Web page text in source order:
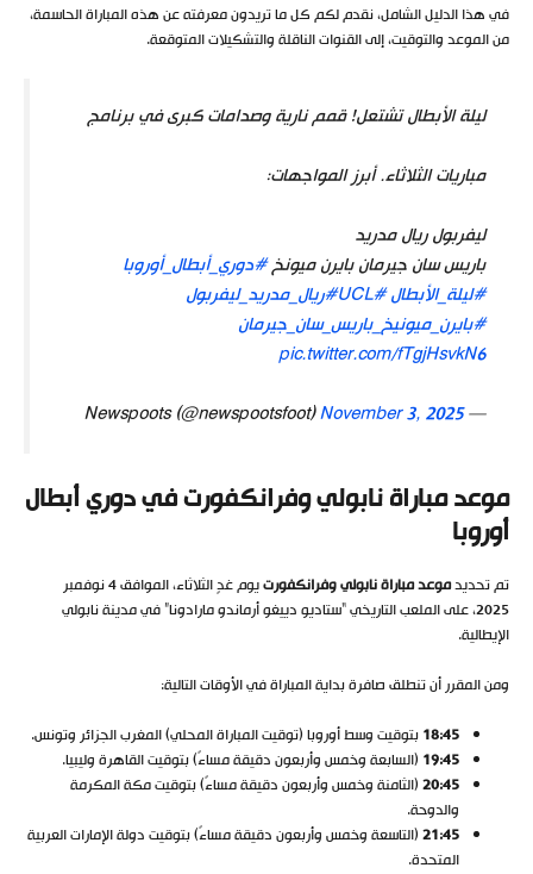
في هذا الدليل الشامل، نقدم لكم كل ما تريدون معرفته عن هذه المباراة الحاسمة،
من الموعد والتوقيت، إلى القنوات الناقلة والتشكيلات المتوقعة.
ليلة الأبطال تشتعل! قمم نارية وصدامات كبرى في برنامج
مباريات الثلاثاء. أبرز المواجهات:
ليفربول ريال مدريد
باريس سان جيرمان بايرن ميونخ#دوري_أبطال_أوروبا
#ليلة_الأبطال#UCL
#ريال_مدريد_ليفربول
#بايرن_ميونيخ_باريس_سان_جيرمان
pic.twitter.com/fTgjHsvkN6
— Newspoots (@newspootsfoot)
November 3, 2025
موعد مباراة نابولي وفرانكفورت في دوري أبطال
أوروبا
تم تحديدموعد مباراة نابولي وفرانكفورت
يوم غدٍ الثلاثاء، الموافق 4 نوفمبر
2025، على الملعب التاريخي “ستاديو دييغو أرماندو مارادونا” في مدينة نابولي
الإيطالية.
ومن المقرر أن تنطلق صافرة بداية المباراة في الأوقات التالية:
18:45بتوقيت وسط أوروبا (توقيت المباراة المحلي) المغرب الجزائر وتونس.
19:45 (السابعة وخمس وأربعون دقيقة مساءً) بتوقيت القاهرة وليبيا.
20:45(الثامنة وخمس وأربعون دقيقة مساءً) بتوقيت مكة المكرمة
والدوحة.
21:45(التاسعة وخمس وأربعون دقيقة مساءً) بتوقيت دولة الإمارات العربية
المتحدة.